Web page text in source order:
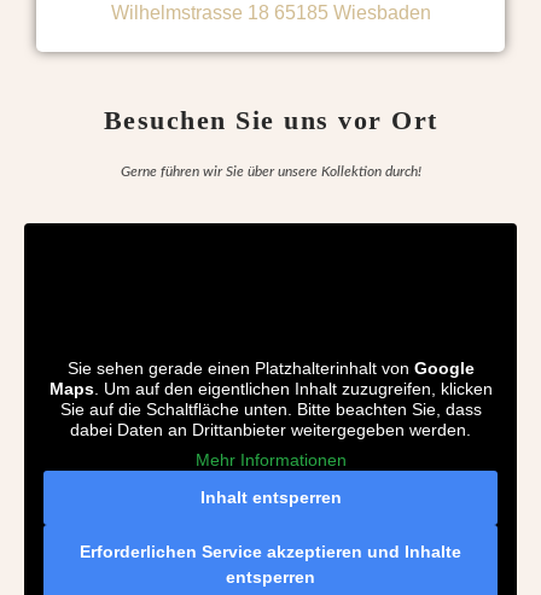
Wilhelmstrasse 18 65185 Wiesbaden
Besuchen Sie uns vor Ort
Gerne führen wir Sie über unsere Kollektion durch!
Sie sehen gerade einen Platzhalterinhalt von Google
Maps. Um auf den eigentlichen Inhalt zuzugreifen, klicken
Sie auf die Schaltfläche unten. Bitte beachten Sie, dass
dabei Daten an Drittanbieter weitergegeben werden.
Mehr Informationen
Inhalt entsperren
Erforderlichen Service akzeptieren und Inhalte
entsperren